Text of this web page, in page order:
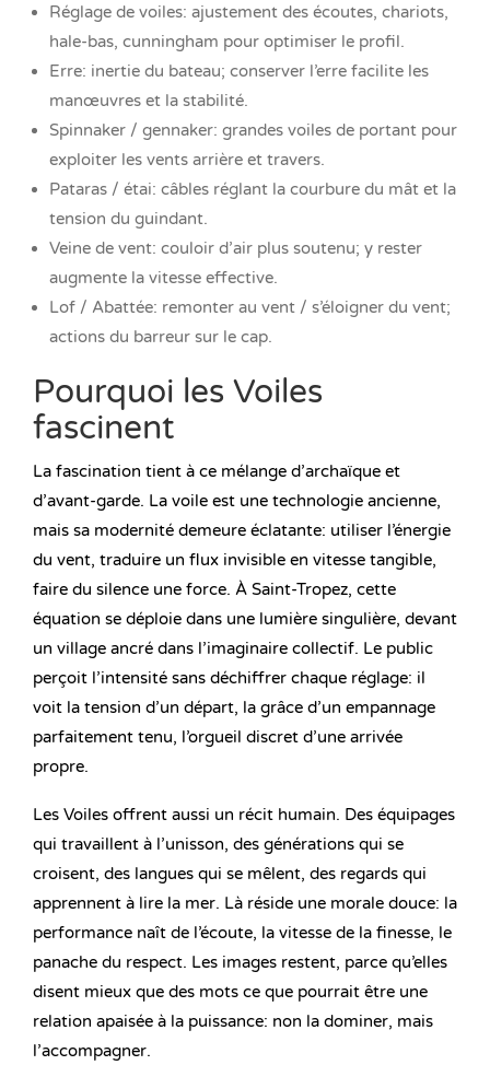
Réglage de voiles: ajustement des écoutes, chariots,
hale-bas, cunningham pour optimiser le profil.
Erre: inertie du bateau; conserver l’erre facilite les
manœuvres et la stabilité.
Spinnaker / gennaker: grandes voiles de portant pour
exploiter les vents arrière et travers.
Pataras / étai: câbles réglant la courbure du mât et la
tension du guindant.
Veine de vent: couloir d’air plus soutenu; y rester
augmente la vitesse effective.
Lof / Abattée: remonter au vent / s’éloigner du vent;
actions du barreur sur le cap.
Pourquoi les Voiles
fascinent
La fascination tient à ce mélange d’archaïque et
d’avant-garde. La voile est une technologie ancienne,
mais sa modernité demeure éclatante: utiliser l’énergie
du vent, traduire un flux invisible en vitesse tangible,
faire du silence une force. À Saint-Tropez, cette
équation se déploie dans une lumière singulière, devant
un village ancré dans l’imaginaire collectif. Le public
perçoit l’intensité sans déchiffrer chaque réglage: il
voit la tension d’un départ, la grâce d’un empannage
parfaitement tenu, l’orgueil discret d’une arrivée
propre.
Les Voiles offrent aussi un récit humain. Des équipages
qui travaillent à l’unisson, des générations qui se
croisent, des langues qui se mêlent, des regards qui
apprennent à lire la mer. Là réside une morale douce: la
performance naît de l’écoute, la vitesse de la finesse, le
panache du respect. Les images restent, parce qu’elles
disent mieux que des mots ce que pourrait être une
relation apaisée à la puissance: non la dominer, mais
l’accompagner.